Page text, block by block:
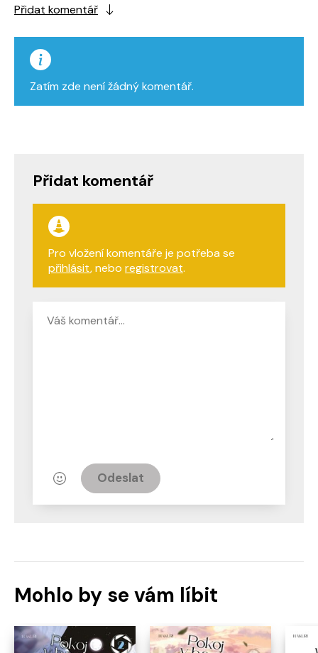
Přidat komentář
Zatím zde není žádný komentář.
Přidat komentář
Pro vložení komentáře je potřeba se
přihlásit, nebo registrovat.
Odeslat
Mohlo by se vám líbit